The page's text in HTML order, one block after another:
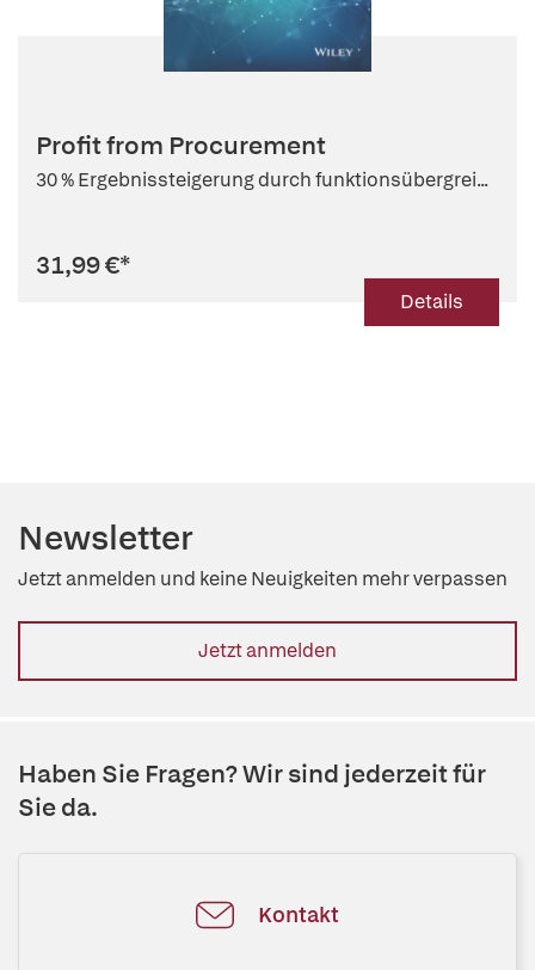
Profit from Procurement
30 % Ergebnissteigerung durch funktionsübergrei...
31,99 €*
Details
Newsletter
Jetzt anmelden und keine Neuigkeiten mehr verpassen
Jetzt anmelden
Haben Sie Fragen? Wir sind jederzeit für
Sie da.
Kontakt